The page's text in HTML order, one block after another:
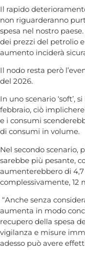
Il rapido
non riguarderanno
spesa nel nostro
dei prezzi del petrolio
aumento inciderà
Il nodo resta però
del 2026.
In uno scenario ‘soft’,
febbraio, ciò
e i consumi
di consumi in volume.
Nel secondo scenario,
sarebbe più pesante,
aumenterebbero di
complessivamente, 12
“Anche senza
aumenta in modo
recupero della spesa
vigilanza e misure
adesso può avere